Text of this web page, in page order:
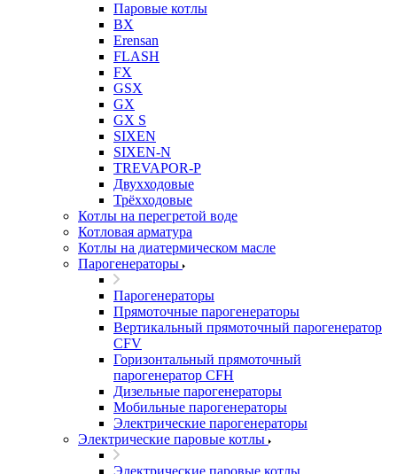
Паровые котлы
BX
Erensan
FLASH
FX
GSX
GX
GX S
SIXEN
SIXEN-N
TREVAPOR-P
Двухходовые
Трёхходовые
Котлы на перегретой воде
Котловая арматура
Котлы на диатермическом масле
Парогенераторы
Парогенераторы
Прямоточные парогенераторы
Вертикальный прямоточный парогенератор
CFV
Горизонтальный прямоточный
парогенератор CFH
Дизельные парогенераторы
Мобильные парогенераторы
Электрические парогенераторы
Электрические паровые котлы
Электрические паровые котлы